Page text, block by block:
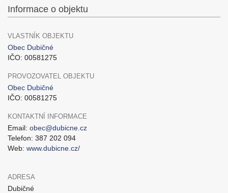
Informace o objektu
VLASTNÍK OBJEKTU
Obec Dubičné
IČO: 00581275
PROVOZOVATEL OBJEKTU
Obec Dubičné
IČO: 00581275
KONTAKTNÍ INFORMACE
Email: obec@dubicne.cz
Telefon: 387 202 094
Web: www.dubicne.cz/
ADRESA
Dubičné